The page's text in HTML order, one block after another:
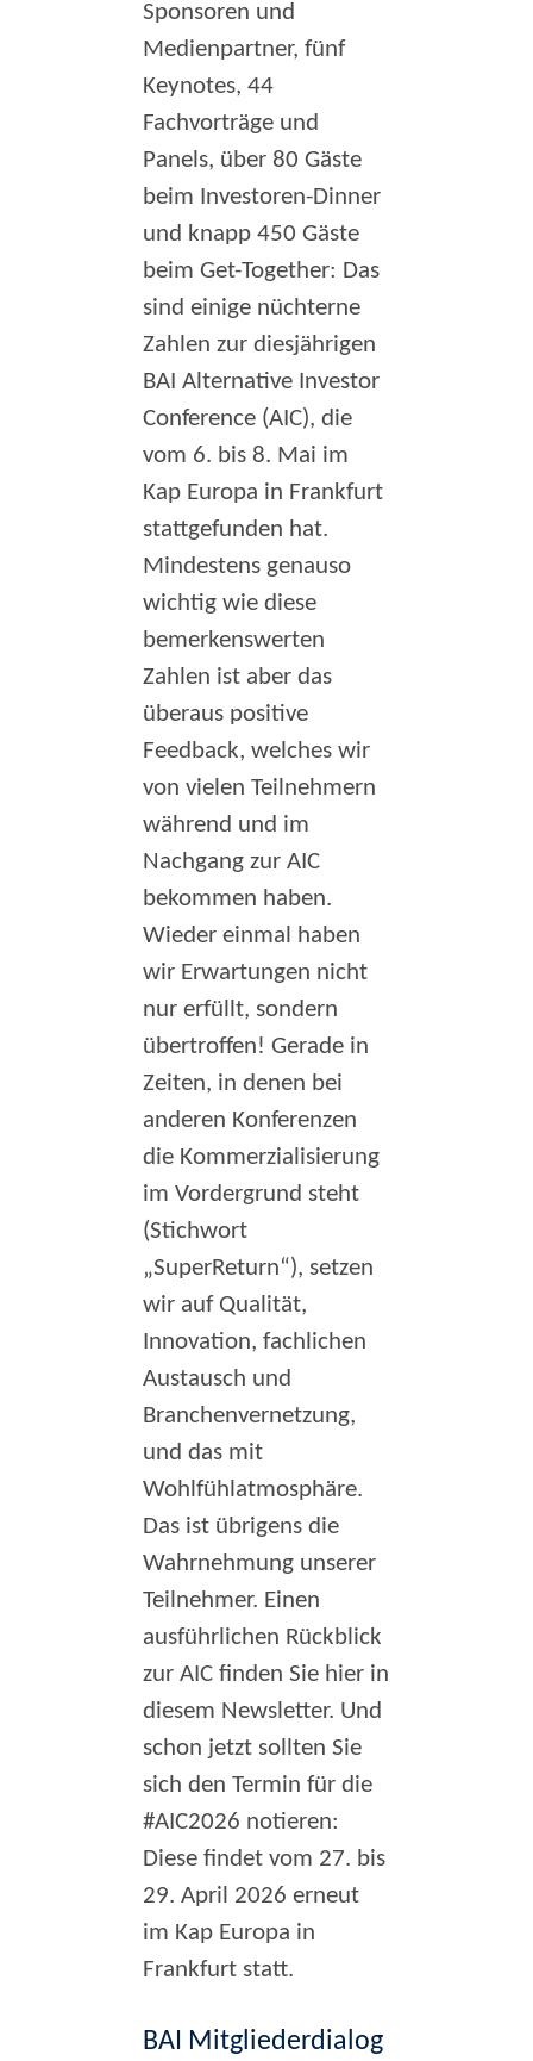
Sponsoren und
Medienpartner, fünf
Keynotes, 44
Fachvorträge und
Panels, über 80 Gäste
beim Investoren-Dinner
und knapp 450 Gäste
beim Get-Together: Das
sind einige nüchterne
Zahlen zur diesjährigen
BAI Alternative Investor
Conference (AIC), die
vom 6. bis 8. Mai im
Kap Europa in Frankfurt
stattgefunden hat.
Mindestens genauso
wichtig wie diese
bemerkenswerten
Zahlen ist aber das
überaus positive
Feedback, welches wir
von vielen Teilnehmern
während und im
Nachgang zur AIC
bekommen haben.
Wieder einmal haben
wir Erwartungen nicht
nur erfüllt, sondern
übertroffen! Gerade in
Zeiten, in denen bei
anderen Konferenzen
die Kommerzialisierung
im Vordergrund steht
(Stichwort
„SuperReturn“), setzen
wir auf Qualität,
Innovation, fachlichen
Austausch und
Branchenvernetzung,
und das mit
Wohlfühlatmosphäre.
Das ist übrigens die
Wahrnehmung unserer
Teilnehmer. Einen
ausführlichen Rückblick
zur AIC finden Sie hier in
diesem Newsletter. Und
schon jetzt sollten Sie
sich den Termin für die
#AIC2026 notieren:
Diese findet vom 27. bis
29. April 2026 erneut
im Kap Europa in
Frankfurt statt.
BAI Mitgliederdialog